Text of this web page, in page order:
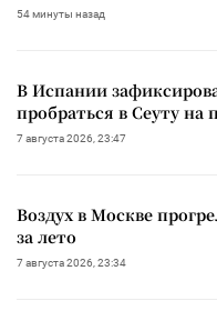
54 минуты назад
В Испании
пробраться в Сеуту на
7 августа 2026, 23:47
Воздух в Москве
за лето
7 августа 2026, 23:34